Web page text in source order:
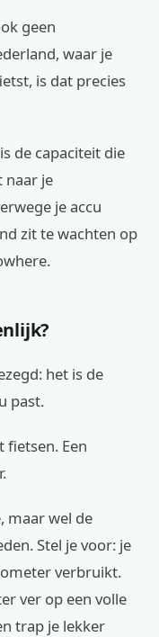
geen
waar je
is dat precies
de capaciteit die
naar je
je accu
zit te wachten op
het is de
past.
fietsen. Een
maar wel de
Stel je voor: je
verbruikt.
ver op een volle
trap je lekker